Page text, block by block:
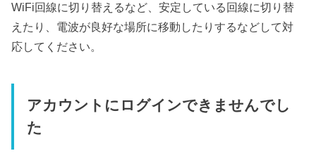
WiFi回線に切り替えるなど、安定している回線に切り替
えたり、電波が良好な場所に移動したりするなどして対
応してください。
アカウントにログインできませんでし
た